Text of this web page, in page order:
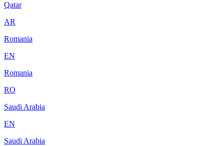
Qatar
AR
Romania
EN
Romania
RO
Saudi Arabia
EN
Saudi Arabia